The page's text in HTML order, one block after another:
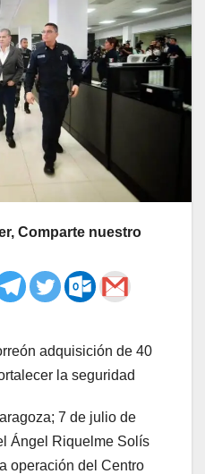
Comparte nuestro
adquisición de 40
la seguridad
7 de julio de
Ángel Riquelme Solís
operación del Centro